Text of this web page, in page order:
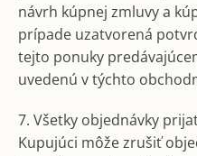
návrh kúpnej zmluvy a
prípade uzatvorená
tejto ponuky
uvedenú v týchto
7. Všetky objednávky
Kupujúci môže zrušiť